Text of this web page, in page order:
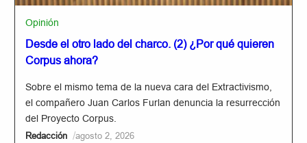
Opinión
Desde el otro lado del charco. (2) ¿Por qué quieren
Corpus ahora?
Sobre el mismo tema de la nueva cara del Extractivismo,
el compañero Juan Carlos Furlan denuncia la resurrección
del Proyecto Corpus.
Redacción /agosto 2, 2026